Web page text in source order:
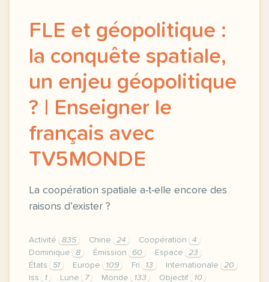
FLE et géopolitique :
la conquête spatiale,
un enjeu géopolitique
? | Enseigner le
français avec
TV5MONDE
La coopération spatiale a-t-elle encore des
raisons d’exister ?
Activité 835 Chine 24 Coopération
4
Dominique
8 Émission 60 Espace
23
États
51 Europe 109 Fri 13 Internationale
20
Iss
1 Lune 7 Monde 133 Objectif 10